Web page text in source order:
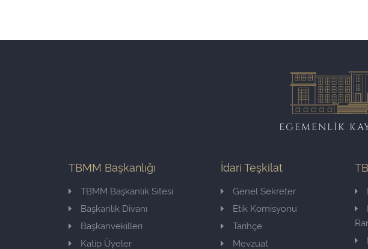
EGEMENLİK
TBMM Başkanlığı
TBMM Başkanlık Sitesi
Başkanlık Divanı
Başkanvekilleri
Katip Üyeler
İdari Teşkilat
Genel Sekreter
Etik Komisyonu
Tarihçe
Mevzuat